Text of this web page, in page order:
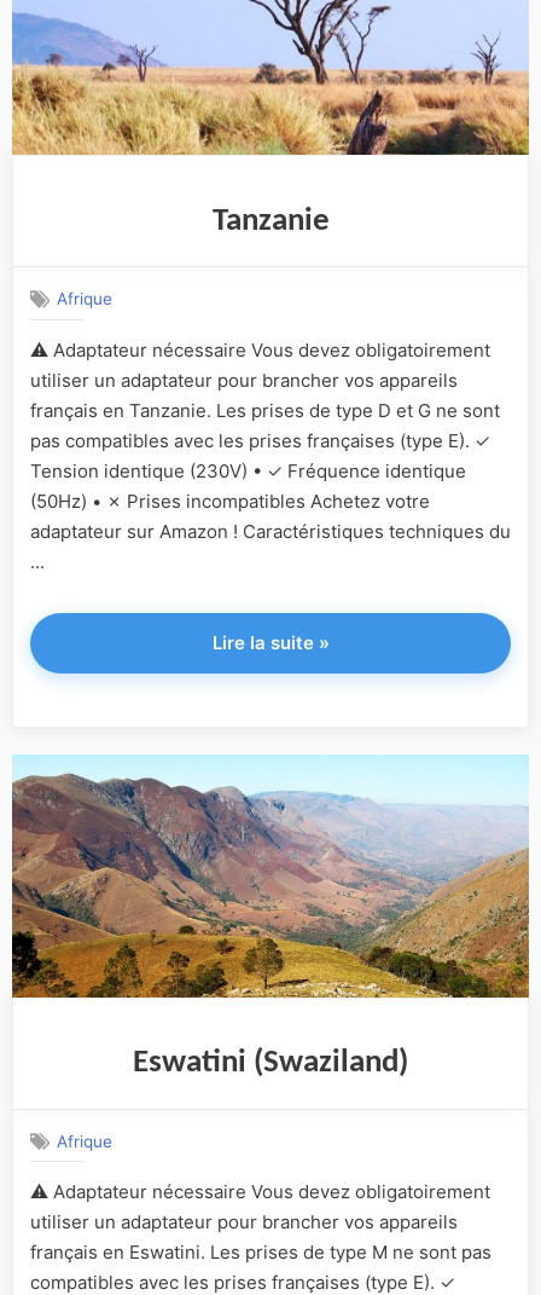
Tanzanie
Afrique
⚠️ Adaptateur nécessaire Vous devez obligatoirement
utiliser un adaptateur pour brancher vos appareils
français en Tanzanie. Les prises de type D et G ne sont
pas compatibles avec les prises françaises (type E). ✓
Tension identique (230V) • ✓ Fréquence identique
(50Hz) • ✗ Prises incompatibles Achetez votre
adaptateur sur Amazon ! Caractéristiques techniques du
...
Lire la suite"Tanzanie"
»
Eswatini (Swaziland)
Afrique
⚠️ Adaptateur nécessaire Vous devez obligatoirement
utiliser un adaptateur pour brancher vos appareils
français en Eswatini. Les prises de type M ne sont pas
compatibles avec les prises françaises (type E). ✓